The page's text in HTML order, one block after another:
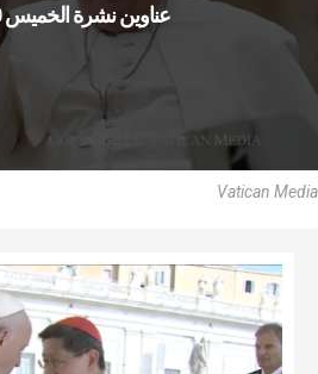
عناوين نشرة الخميس 20 شباط 2025: أخبار البابا
Vatican Media